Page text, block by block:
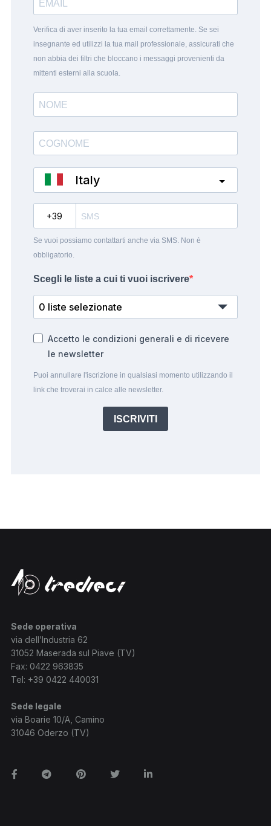
Verifica di aver inserito la tua email correttamente. Se sei
insegnante ed utilizzi la tua mail professionale, assicurati che
non abbia dei filtri che bloccano i messaggi provenienti da
mittenti esterni alla scuola.
Italy
Se vuoi possiamo contattarti anche via SMS. Non è
obbligatorio.
Scegli le liste a cui ti vuoi iscrivere
0 liste selezionate
Accetto le condizioni generali e di ricevere
le newsletter
Puoi annullare l'iscrizione in qualsiasi momento utilizzando il
link che troverai in calce alle newsletter.
ISCRIVITI
Sede operativa
via dell’Industria 62
31052 Maserada sul Piave (TV)
Fax: 0422 963835
Tel: +39 0422 440031
Sede legale
via Boarie 10/A, Camino
31046 Oderzo (TV)
FacebookTelegramPinterestTwitterLinkedin